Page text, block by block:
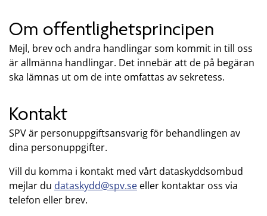
Om offentlighetsprincipen
Mejl, brev och andra handlingar som kommit in till oss
är allmänna handlingar. Det innebär att de på begäran
ska lämnas ut om de inte omfattas av sekretess.
Kontakt
SPV är personuppgiftsansvarig för behandlingen av
dina personuppgifter.
Vill du komma i kontakt med vårt dataskyddsombud
mejlar du dataskydd@spv.se eller kontaktar oss via
telefon eller brev.